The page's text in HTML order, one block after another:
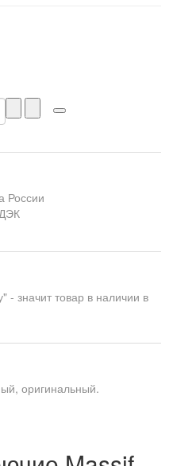
России
- значит товар в наличии в
оригинальный.